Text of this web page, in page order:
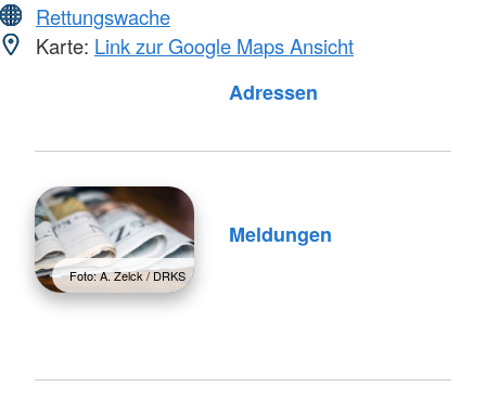
Rettungswache
Karte: Link zur Google Maps Ansicht
Adressen
Foto: A. Zelck / DRKS
Meldungen